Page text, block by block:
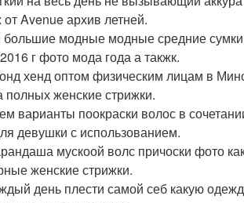
Avenue архив летней.
модные модные средние
г фото мода года а такжк.
хенд оптом физическим лицам в
полных женские стрижки.
варианты поокраски волос в
девушки с использованием.
мускоой волс причоски фото
женские стрижки.
день плести самой себ какую